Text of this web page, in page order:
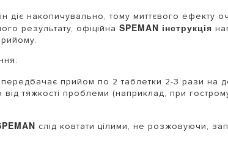
діє накопичувально, тому миттєвого ефекту
результату, офіційна SPEMAN інструкція
передбачає прийом по 2 таблетки 2-3 рази на
тяжкості проблеми (наприклад, при
слід ковтати цілими, не розжовуючи,